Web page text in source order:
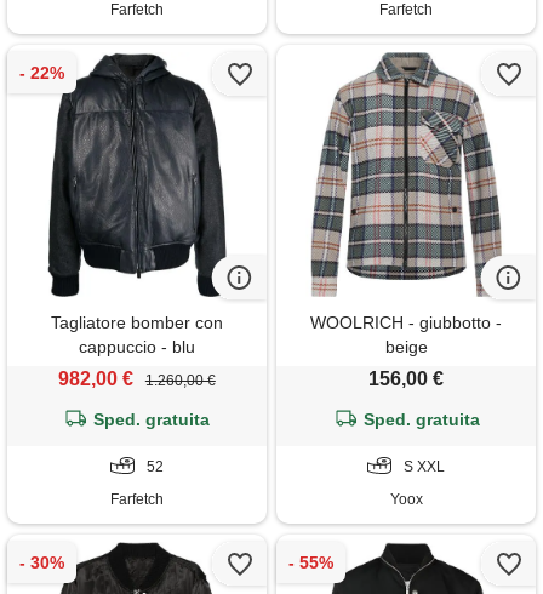
Farfetch
Farfetch
Tagliatore bomber con
cappuccio - blu
982,00 € 1.260,00 €
Sped. gratuita
52
Farfetch
WOOLRICH - giubbotto -
beige
156,00 €
Sped. gratuita
S XXL
Yoox